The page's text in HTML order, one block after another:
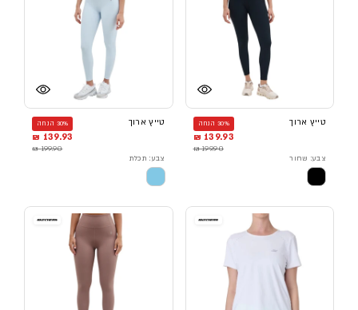
טייץ ארוך 30% הנחה
139.93 ₪
199.90 ₪
צבע: שחור
טייץ ארוך 30% הנחה
139.93 ₪
199.90 ₪
צבע: תכלת